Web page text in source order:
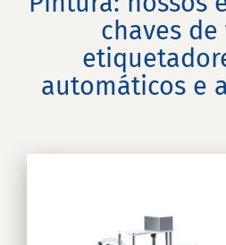
chaves
automáticos e